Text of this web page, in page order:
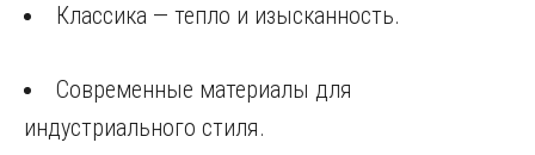
Классика — тепло и изысканность.
Современные материалы для
индустриального стиля.